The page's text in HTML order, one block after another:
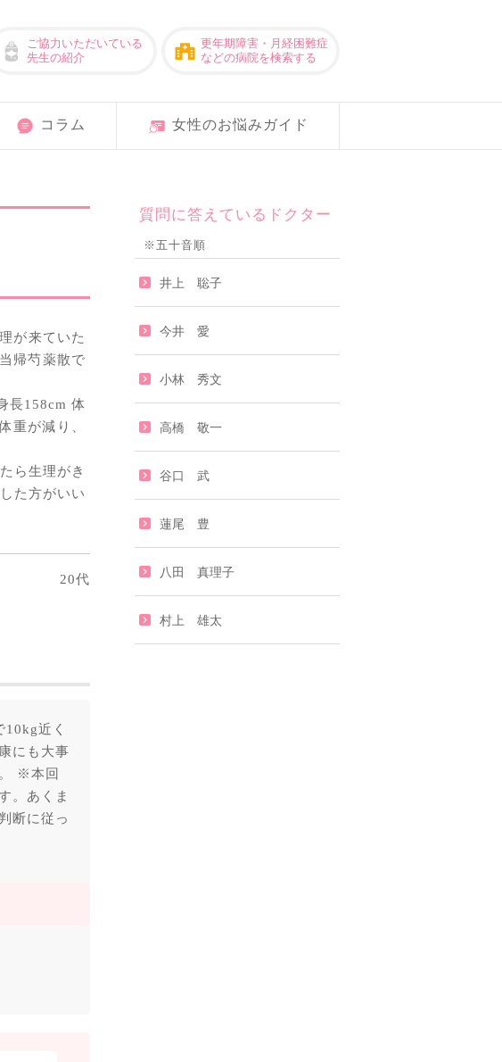
ご協力いただいている
先生の紹介
更年期障害・月経困難症
などの病院を検索する
コラム 女性のお悩みガイド
が来ていた
帰芍薬散で
長158cm 体
重が減り、
ら生理がき
た方がいい
20代
近く
にも大事
※本回
。あくま
断に従っ
質問に答えているドクター
※五十音順
井上 聡子
今井 愛
小林 秀文
高橋 敬一
谷口 武
蓮尾 豊
八田 真理子
村上 雄太